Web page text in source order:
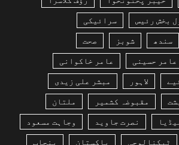
بخش رئیس سرائیکی
سندھ شوبز صحت
عامر حسینی عامر خاکوانی
لاہور مبشر علی زیدی
مقبوضہ کشمیر ملتان
نصرت جاوید وجاہت مسعود
ٹیکنالوجی پاکستان پنجاب